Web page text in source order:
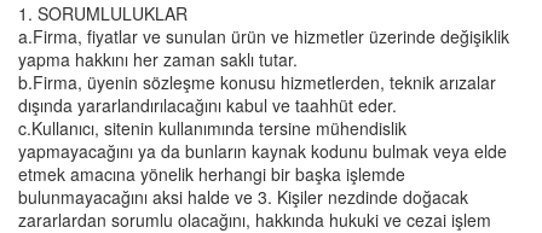
1. SORUMLULUKLAR
a.Firma, fiyatlar ve sunulan ürün ve hizmetler üzerinde değişiklik
yapma hakkını her zaman saklı tutar.
b.Firma, üyenin sözleşme konusu hizmetlerden, teknik arızalar
dışında yararlandırılacağını kabul ve taahhüt eder.
c.Kullanıcı, sitenin kullanımında tersine mühendislik
yapmayacağını ya da bunların kaynak kodunu bulmak veya elde
etmek amacına yönelik herhangi bir başka işlemde
bulunmayacağını aksi halde ve 3. Kişiler nezdinde doğacak
zararlardan sorumlu olacağını, hakkında hukuki ve cezai işlem